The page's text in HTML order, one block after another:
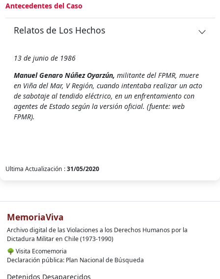
Antecedentes del Caso
Relatos de Los Hechos
13 de junio de 1986
Manuel Genaro Núñez Oyarzún, militante del FPMR, muere
en Viña del Mar, V Región, cuando intentaba realizar un acto
de sabotaje al tendido eléctrico, en un enfrentamiento con
agentes de Estado según la versión oficial. (fuente: web
FPMR).
Ultima Actualización :31/05/2020
MemoriaViva
Archivo digital de las Violaciones a los Derechos Humanos por la
Dictadura Militar en Chile (1973-1990)
🌳 Visita Ecomemoria
Declaración pública: Plan Nacional de Búsqueda
Detenidos Desaparecidos